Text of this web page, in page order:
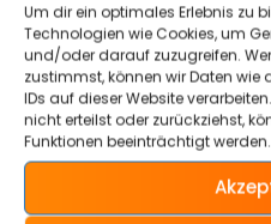
Um dir ein optimales Erlebnis zu
Technologien wie Cookies, um
und/oder darauf zuzugreifen.
zustimmst, können wir Daten
IDs auf dieser Website
nicht erteilst oder zurückziehst,
Funktionen beeinträchtigt werden.
Kategorien
Allgemein